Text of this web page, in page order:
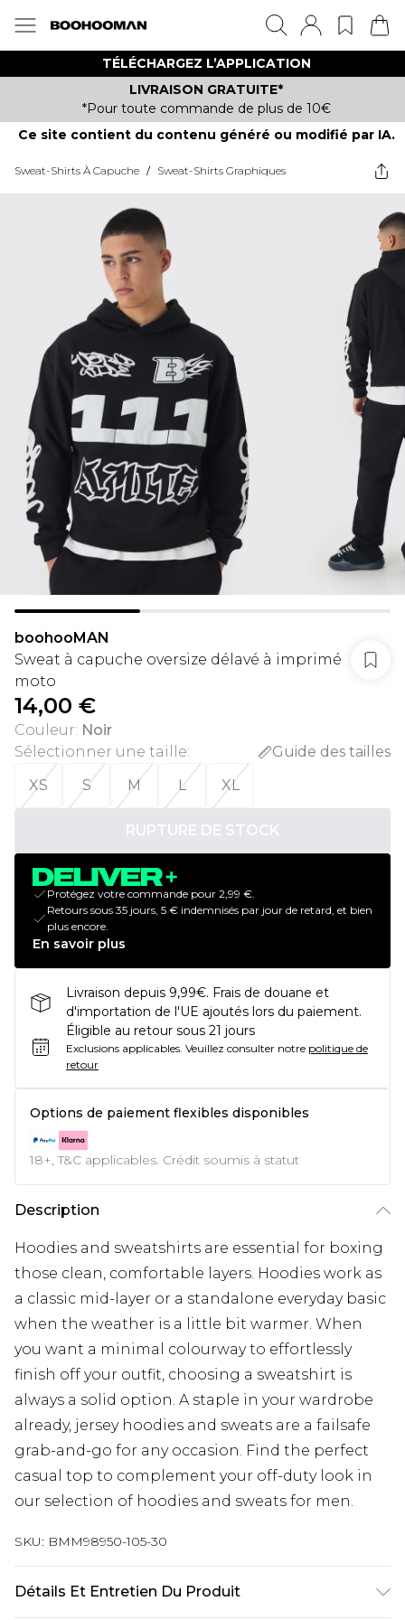
TÉLÉCHARGEZ L’APPLICATION
LIVRAISON GRATUITE*
*Pour toute commande de plus de 10€
Ce site contient du contenu généré ou modifié par IA.
Sweat-Shirts À Capuche / Sweat-Shirts Graphiques
boohooMAN
Sweat à capuche oversize délavé à imprimé
moto
14,00 €
Couleur: Noir
Sélectionner une taille:
Guide des tailles
XS
S M L XL
RUPTURE DE STOCK
Protégez votre commande pour 2,99 €.
Retours sous 35 jours, 5 € indemnisés par jour de retard, et bien
plus encore.
En savoir plus
Livraison depuis 9,99€. Frais de douane et
d'importation de l'UE ajoutés lors du paiement.
Éligible au retour sous 21 jours
Exclusions applicables. Veuillez consulter notre politique de
retour
Options de paiement flexibles disponibles
18+, T&C applicables. Crédit soumis à statut
Description
Hoodies and sweatshirts are essential for boxing
those clean, comfortable layers. Hoodies work as
a classic mid-layer or a standalone everyday basic
when the weather is a little bit warmer. When
you want a minimal colourway to effortlessly
finish off your outfit, choosing a sweatshirt is
always a solid option. A staple in your wardrobe
already, jersey hoodies and sweats are a failsafe
grab-and-go for any occasion. Find the perfect
casual top to complement your off-duty look in
our selection of hoodies and sweats for men.
SKU: BMM98950-105-30
Détails Et Entretien Du Produit